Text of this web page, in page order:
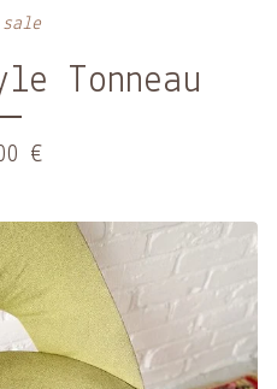
sale
Tonneau
€